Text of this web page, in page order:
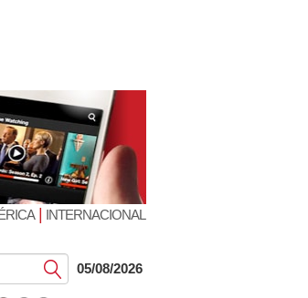
| INTERNACIONAL
Submit05/08/2026